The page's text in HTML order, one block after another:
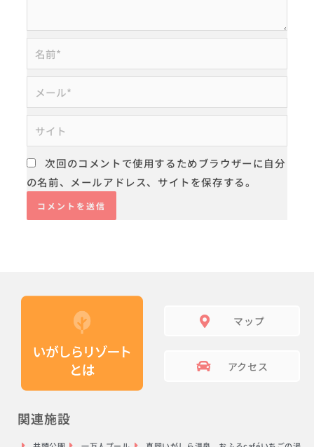
前
ー
*
イ
ト
次回のコメントで使用するためブラウザーに自分
の名前、メールアドレス、サイトを保存する。
マップ
アクセス
関連施設